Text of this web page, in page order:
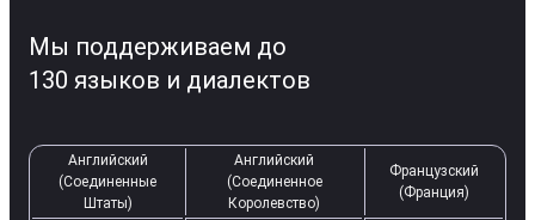
Мы поддерживаем до
130 языков и диалектов
Английский
(Соединенные
Штаты)
Английский
(Соединенное
Королевство)
Французский
(Франция)